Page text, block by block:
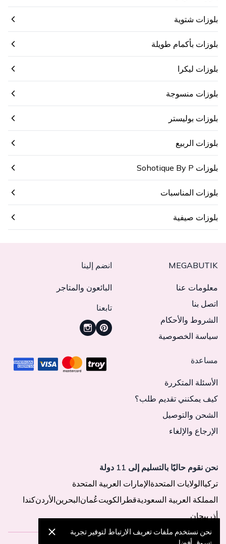
بلوزات شتوية
بلوزات بأكمام طويلة
بلوزات ليكرا
بلوزات منسوجة
بلوزات بوليستر
بلوزات الربيع
بلوزات Sohotique By P
بلوزات المناسبات
بلوزات صيفية
MEGABUTIK
معلومات عنا
اتصل بنا
الشروط والأحكام
سياسة الخصوصية
انضم إلينا
البائعون والمتاجر
تابعنا
مساعدة
الأسئلة المتكررة
كيف يمكنني تقديم طلب؟
الشحن والتوصيل
الإرجاع والإلغاء
نحن نقوم حاليًا بالتسليم إلى 11 دولة
تركياالولايات المتحدةالإمارات العربية المتحدة
المملكة العربية السعوديةقطر الكويتعُمانالبحرينالأردنكندا
أذربيجان
نحن نستخدم ملفات تعريف الارتباط لتوفير تجربة